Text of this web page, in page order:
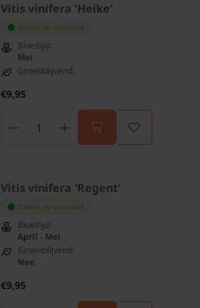
Vitis vinifera 'Heike'
Online op voorraad
Bloeitijd:
Mei
Groenblijvend:
€9,95
Vitis vinifera 'Regent'
Online op voorraad
Bloeitijd:
April - Mei
Groenblijvend:
Nee
€9,95